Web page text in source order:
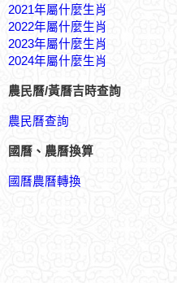
2021年屬什麼生肖
2022年屬什麼生肖
2023年屬什麼生肖
2024年屬什麼生肖
農民曆/黃曆吉時查詢
農民曆查詢
國曆、農曆換算
國曆農曆轉換